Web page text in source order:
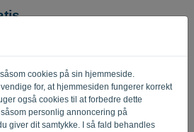
cookies på sin hjemmeside.
for, at hjemmesiden fungerer korrekt
også cookies til at forbedre dette
personlig annoncering på
giver dit samtykke. I så fald behandles